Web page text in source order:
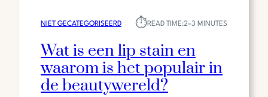
NIET GECATEGORISEERD ⏱︎READ TIME:2–3 MINUTES
Wat is een lip stain en
waarom is het populair in
de beautywereld?